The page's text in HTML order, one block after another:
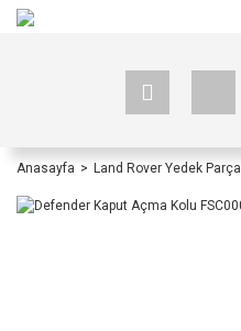
Anasayfa Land Rover Yedek Parça